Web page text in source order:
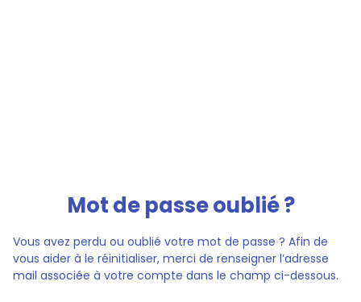
Mot de passe oublié ?
Vous avez perdu ou oublié votre mot de passe ? Afin de
vous aider à le réinitialiser, merci de renseigner l’adresse
mail associée à votre compte dans le champ ci-dessous.